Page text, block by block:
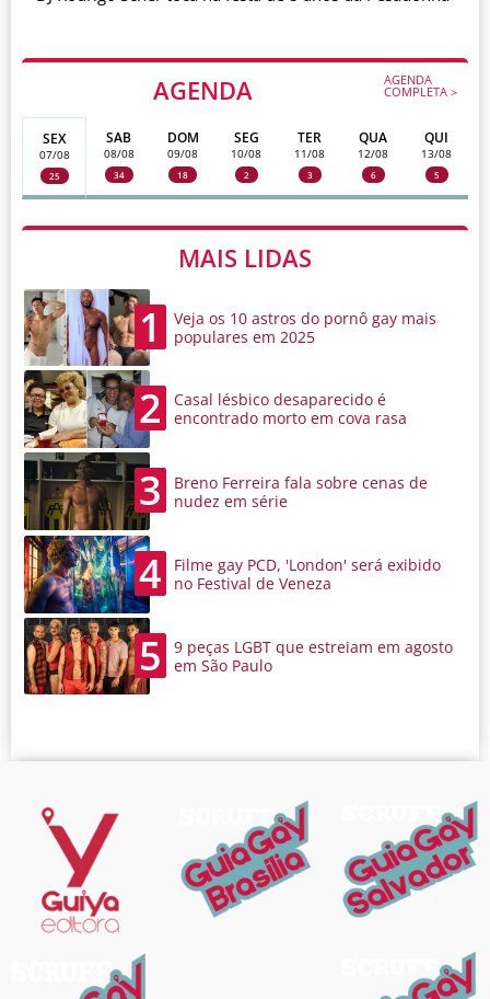
AGENDA AGENDA
COMPLETA >
SEX
07/08
25
SAB
08/08
34
DOM
09/08
18
SEG
10/08
2
TER
11/08
3
QUA
12/08
6
QUI
13/08
5
MAIS LIDAS
1
Veja os 10 astros do pornô gay mais
populares em 2025
2
Casal lésbico desaparecido é
encontrado morto em cova rasa
3
Breno Ferreira fala sobre cenas de
nudez em série
4
Filme gay PCD, 'London' será exibido
no Festival de Veneza
5
9 peças LGBT que estreiam em agosto
em São Paulo